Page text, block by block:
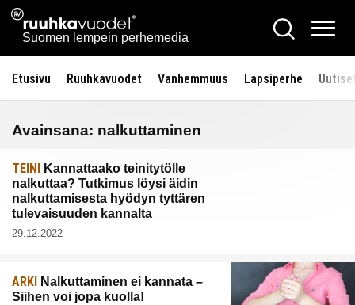
Siirry
sisältöön
Ruuhkavuodet.fi
Suomen lempein perhemedia
Hae
Etusivu Ruuhkavuodet Vanhemmuus Lapsiperhe
Avainsana: nalkuttaminen
TEINI Kannattaako teinitytölle
nalkuttaa? Tutkimus löysi äidin
nalkuttamisesta hyödyn tyttären
tulevaisuuden kannalta
29.12.2022
ARKI Nalkuttaminen ei kannata –
Siihen voi jopa kuolla!